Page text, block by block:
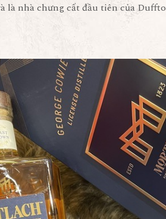
là nhà chưng cất đầu tiên của